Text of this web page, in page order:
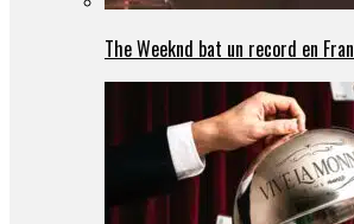
The Weeknd bat un record en